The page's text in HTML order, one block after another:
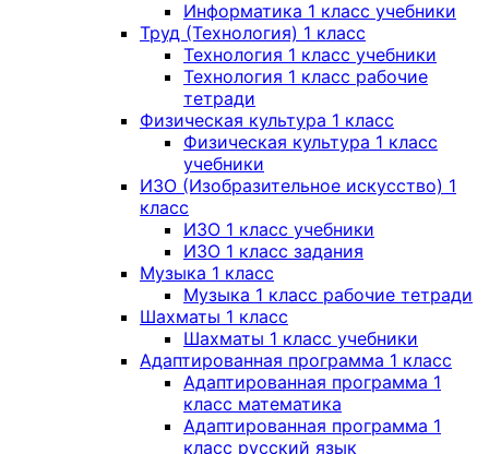
Информатика 1 класс учебники
Труд (Технология) 1 класс
Технология 1 класс учебники
Технология 1 класс рабочие
тетради
Физическая культура 1 класс
Физическая культура 1 класс
учебники
ИЗО (Изобразительное искусство) 1
класс
ИЗО 1 класс учебники
ИЗО 1 класс задания
Музыка 1 класс
Музыка 1 класс рабочие тетради
Шахматы 1 класс
Шахматы 1 класс учебники
Адаптированная программа 1 класс
Адаптированная программа 1
класс математика
Адаптированная программа 1
класс русский язык